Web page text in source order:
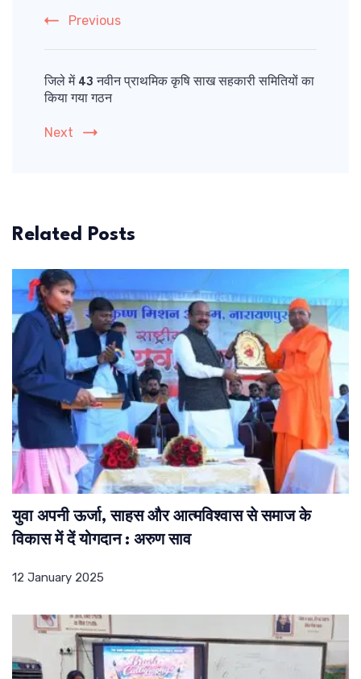
Previous
जिले में 43 नवीन प्राथमिक कृषि साख सहकारी समितियों का
किया गया गठन
Next
Related Posts
युवा अपनी ऊर्जा, साहस और आत्मविश्वास से समाज के
विकास में दें योगदान : अरुण साव
12 January 2025